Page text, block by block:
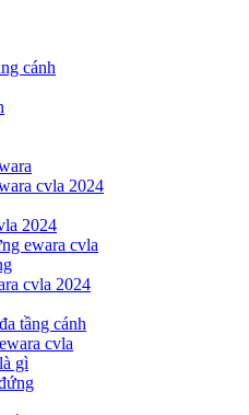
cánh
cvla 2024
2024
ewara cvla
cvla 2024
tầng cánh
cvla
gì